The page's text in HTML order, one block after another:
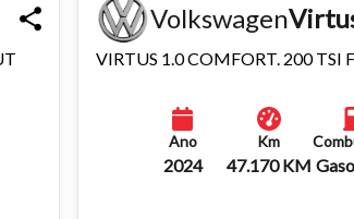
Volkswagen
VIRTUS 1.0 COMFORT. 200 TSI
Ano
2024
Km
47.170 KM